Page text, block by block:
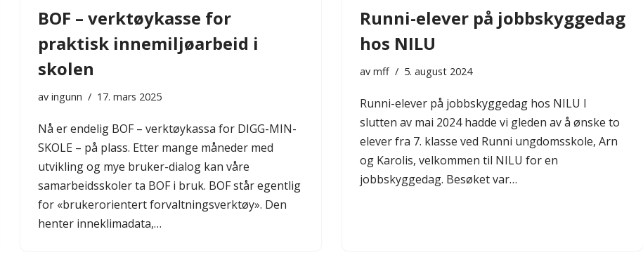
BOF – verktøykasse for
praktisk innemiljøarbeid i
skolen
av ingunn 17. mars 2025
Nå er endelig BOF – verktøykassa for DIGG-MIN-
SKOLE – på plass. Etter mange måneder med
utvikling og mye bruker-dialog kan våre
samarbeidsskoler ta BOF i bruk. BOF står egentlig
for «brukerorientert forvaltningsverktøy». Den
henter inneklimadata,…
Runni-elever på jobbskyggedag
hos NILU
av mff 5. august 2024
Runni-elever på jobbskyggedag hos NILU I
slutten av mai 2024 hadde vi gleden av å ønske to
elever fra 7. klasse ved Runni ungdomsskole, Arn
og Karolis, velkommen til NILU for en
jobbskyggedag. Besøket var…